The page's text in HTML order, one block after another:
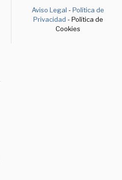
Aviso Legal -Política de
Privacidad - Política de
Cookies